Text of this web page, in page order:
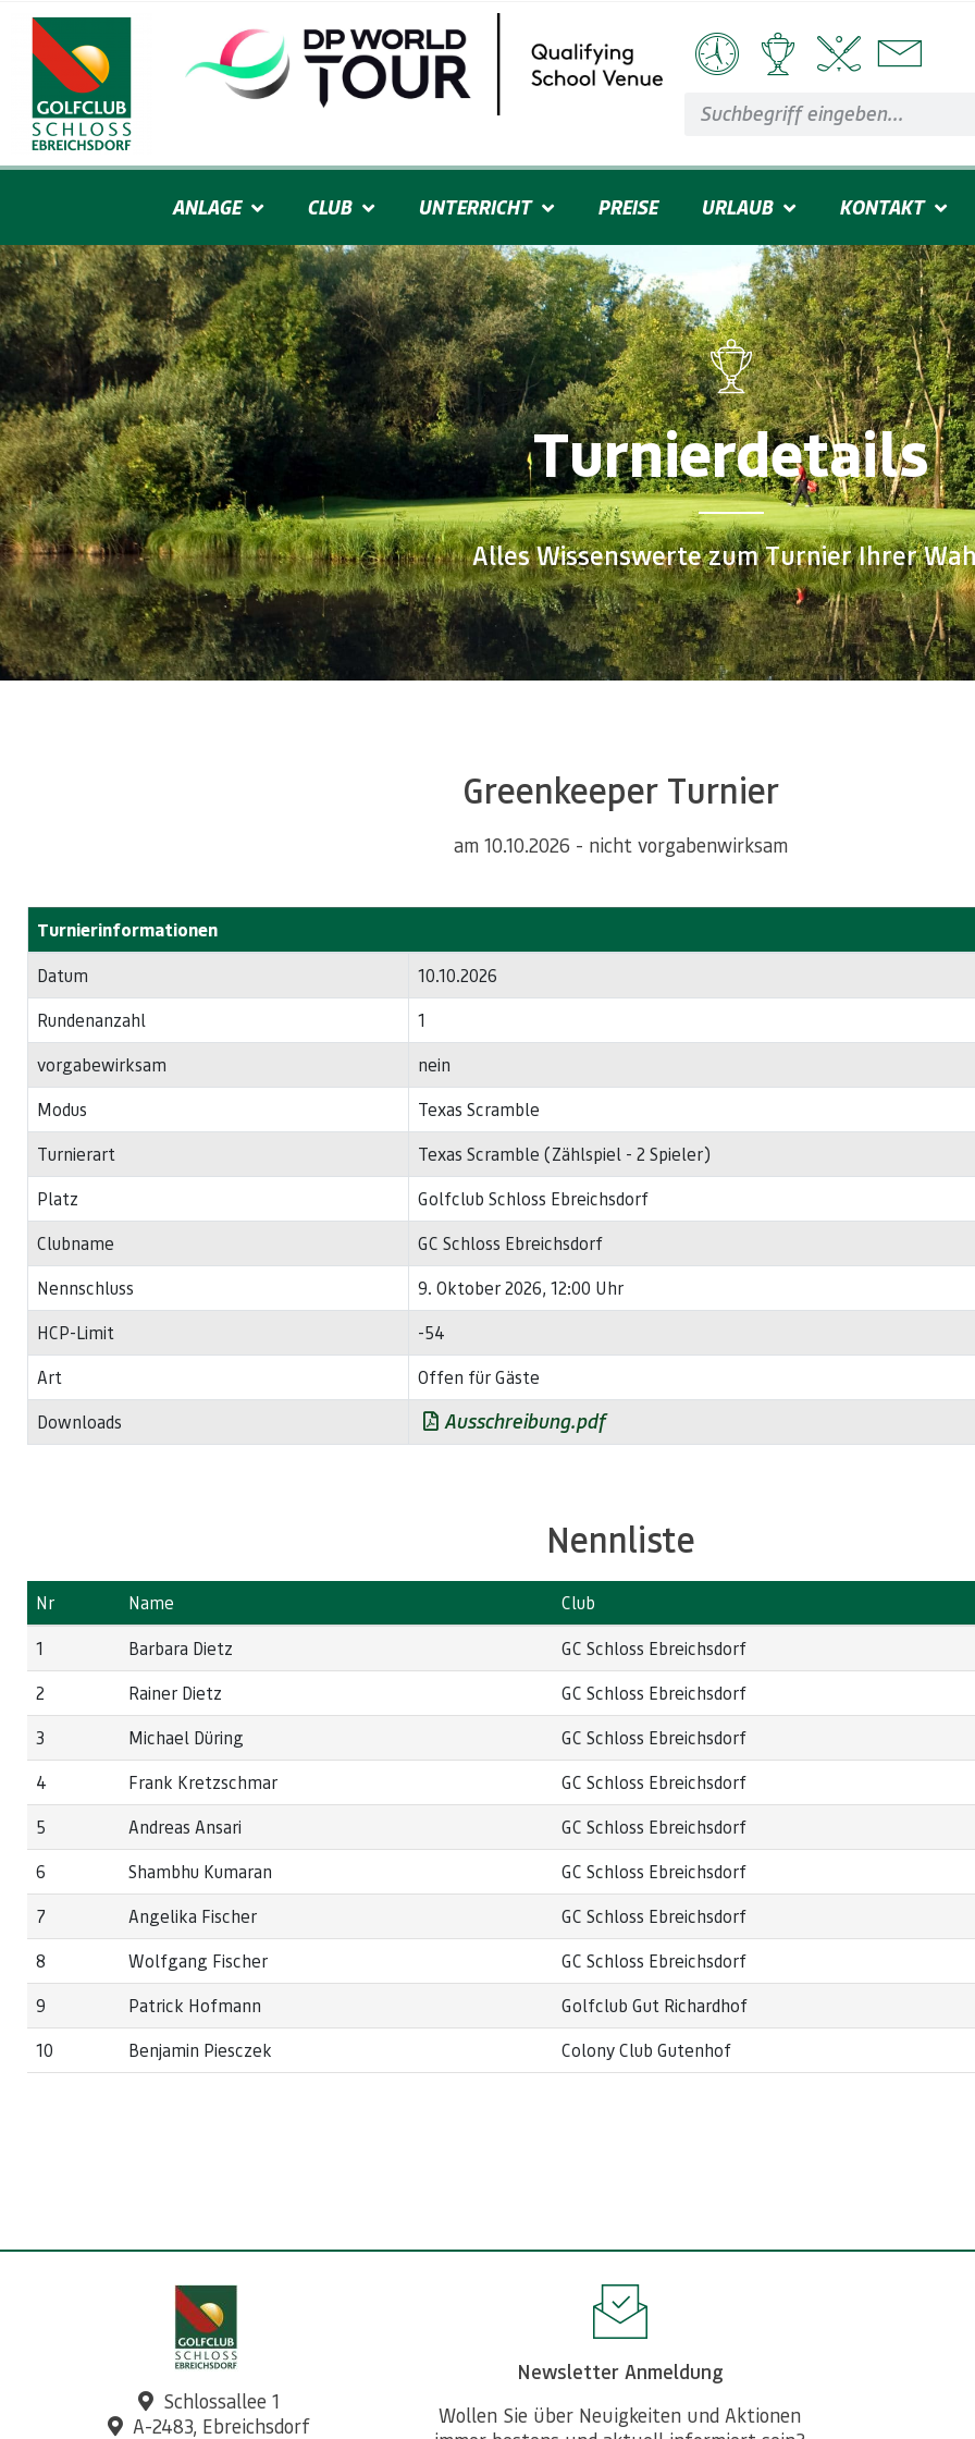
ANLAGE CLUB UNTERRICHT PREISE URLAUB KONTAKT
Turnierdetails
Alles Wissenswerte zum Turnier Ihrer
Greenkeeper Turnier
am 10.10.2026 - nicht vorgabenwirksam
Turnierinformationen
Datum
10.10.2026
Rundenanzahl
1
vorgabewirksam
nein
Modus
Texas Scramble
Turnierart
Texas Scramble (Zählspiel - 2 Spieler)
Platz
Golfclub Schloss Ebreichsdorf
Clubname
GC Schloss Ebreichsdorf
Nennschluss
9. Oktober 2026, 12:00 Uhr
HCP-Limit
-54
Art
Offen für Gäste
Downloads
Ausschreibung.pdf
Nennliste
Nr Name
Club
1
Barbara Dietz
GC Schloss Ebreichsdorf
2
Rainer Dietz
GC Schloss Ebreichsdorf
3
Michael Düring
GC Schloss Ebreichsdorf
4
Frank Kretzschmar
GC Schloss Ebreichsdorf
5
Andreas Ansari
GC Schloss Ebreichsdorf
6
Shambhu Kumaran
GC Schloss Ebreichsdorf
7
Angelika Fischer
GC Schloss Ebreichsdorf
8
Wolfgang Fischer
GC Schloss Ebreichsdorf
9
Patrick Hofmann
Golfclub Gut Richardhof
10
Benjamin Piesczek Colony Club Gutenhof
Schlossallee 1
A-2483, Ebreichsdorf
Newsletter Anmeldung
Wollen Sie über Neuigkeiten und Aktionen